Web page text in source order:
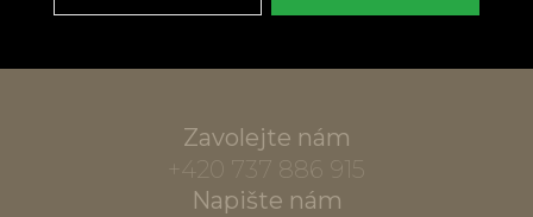
Zavolejte nám
+420 737 886 915
Napište nám